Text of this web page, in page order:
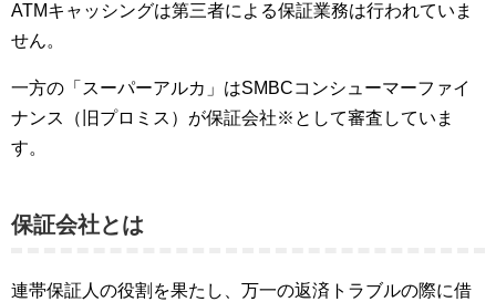
ATMキャッシングは第三者による保証業務は行われていま
せん。
一方の「スーパーアルカ」はSMBCコンシューマーファイ
ナンス（旧プロミス）が保証会社※として審査していま
す。
保証会社とは
連帯保証人の役割を果たし、万一の返済トラブルの際に借